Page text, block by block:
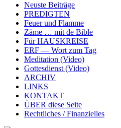
Neuste Beiträge
PREDIGTEN
Feuer und Flamme
Zäme … mit de Bible
Für HAUSKREISE
ERF — Wort zum Tag
Meditation (Video)
Gottesdienst (Video)
ARCHIV
LINKS
KONTAKT
ÜBER diese Seite
Rechtliches / Finanzielles